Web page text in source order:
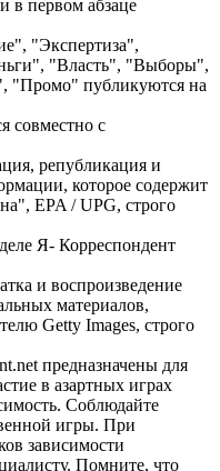
в первом абзаце
"Экспертиза",
"Власть", "Выборы",
"Промо" публикуются на
совместно с
републикация и
которое содержит
EPA / UPG, строго
Я- Корреспондент
и воспроизведение
материалов,
Getty Images, строго
предназначены для
в азартных играх
Соблюдайте
игры. При
зависимости
Помните, что